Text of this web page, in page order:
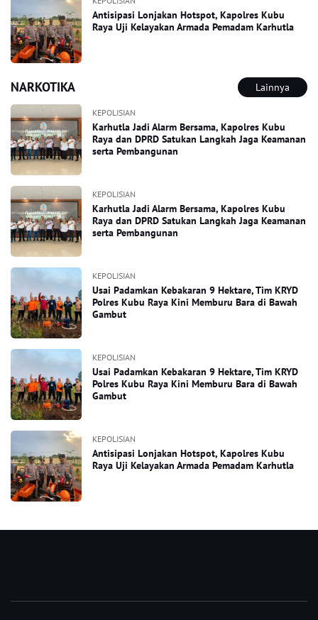
Antisipasi Lonjakan Hotspot, Kapolres Kubu
Raya Uji Kelayakan Armada Pemadam Karhutla
NARKOTIKA Lainnya
KEPOLISIAN
Karhutla Jadi Alarm Bersama, Kapolres Kubu
Raya dan DPRD Satukan Langkah Jaga Keamanan
serta Pembangunan
KEPOLISIAN
Karhutla Jadi Alarm Bersama, Kapolres Kubu
Raya dan DPRD Satukan Langkah Jaga Keamanan
serta Pembangunan
KEPOLISIAN
Usai Padamkan Kebakaran 9 Hektare, Tim KRYD
Polres Kubu Raya Kini Memburu Bara di Bawah
Gambut
KEPOLISIAN
Usai Padamkan Kebakaran 9 Hektare, Tim KRYD
Polres Kubu Raya Kini Memburu Bara di Bawah
Gambut
KEPOLISIAN
Antisipasi Lonjakan Hotspot, Kapolres Kubu
Raya Uji Kelayakan Armada Pemadam Karhutla